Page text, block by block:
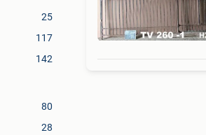
25
117
142
80
28